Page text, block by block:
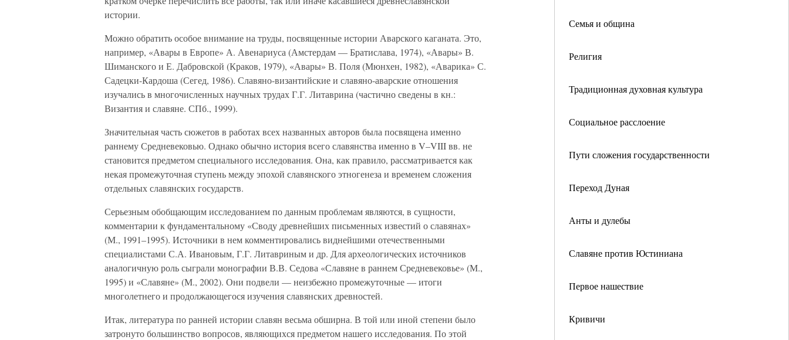
Семья и община
Религия
Традиционная духовная культура
Социальное расслоение
Пути сложения государственности
Переход Дуная
Анты и дулебы
Славяне против Юстиниана
Первое нашествие
Кривичи
истории.
Можно обратить особое внимание на труды, посвященные истории Аварского каганата. Это,
например, «Авары в Европе» А. Авенариуса (Амстердам — Братислава, 1974), «Авары» В.
Шиманского и Е. Дабровской (Краков, 1979), «Авары» В. Поля (Мюнхен, 1982), «Аварика» С.
Садецки-Кардоша (Сегед, 1986). Славяно-византийские и славяно-аварские отношения
изучались в многочисленных научных трудах Г.Г. Литаврина (частично сведены в кн.:
Византия и славяне. СПб., 1999).
Значительная часть сюжетов в работах всех названных авторов была посвящена именно
раннему Средневековью. Однако обычно история всего славянства именно в V–VIII вв. не
становится предметом специального исследования. Она, как правило, рассматривается как
некая промежуточная ступень между эпохой славянского этногенеза и временем сложения
отдельных славянских государств.
Серьезным обобщающим исследованием по данным проблемам являются, в сущности,
комментарии к фундаментальному «Своду древнейших письменных известий о славянах»
(М., 1991–1995). Источники в нем комментировались виднейшими отечественными
специалистами С.А. Ивановым, Г.Г. Литавриным и др. Для археологических источников
аналогичную роль сыграли монографии В.В. Седова «Славяне в раннем Средневековье» (М.,
1995) и «Славяне» (М., 2002). Они подвели — неизбежно промежуточные — итоги
многолетнего и продолжающегося изучения славянских древностей.
Итак, литература по ранней истории славян весьма обширна. В той или иной степени было
затронуто большинство вопросов, являющихся предметом нашего исследования. По этой